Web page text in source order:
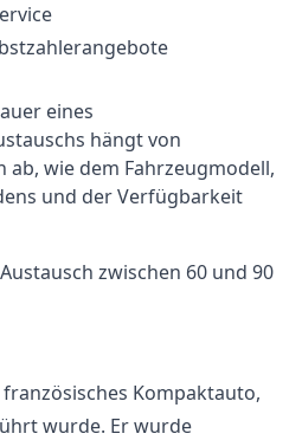
eines
hängt von
ab, wie dem Fahrzeugmodell,
und der Verfügbarkeit
zwischen 60 und 90
Kompaktauto,
wurde. Er wurde